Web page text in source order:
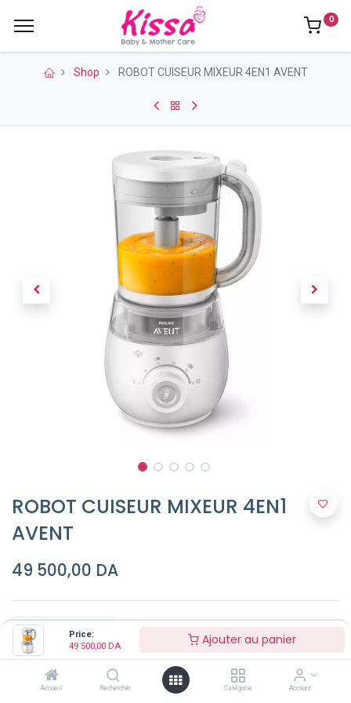
Price:
49 500,00 DA Ajouter au panier
Accueil Rechercher Catégorie Account
0
Shop ROBOT CUISEUR MIXEUR 4EN1 AVENT
ROBOT CUISEUR MIXEUR 4EN1
AVENT
49 500,00 DA
Ajouter au panier